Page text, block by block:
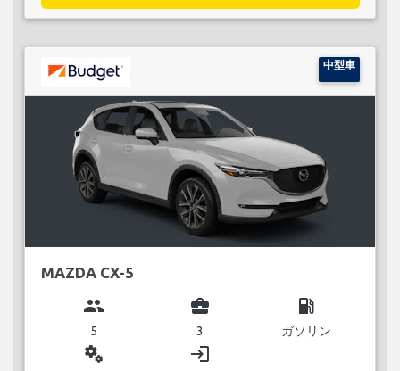
中型車
MAZDA CX-5
group
5
business_center
3
local_gas_station
ガソリン
miscellaneous_services login